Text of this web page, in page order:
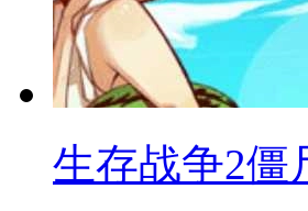
生存战争2僵